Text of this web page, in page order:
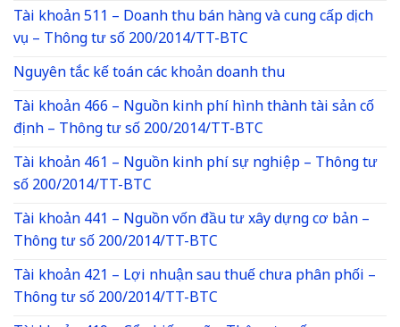
Tài khoản 511 – Doanh thu bán hàng và cung cấp dịch
vụ – Thông tư số 200/2014/TT-BTC
Nguyên tắc kế toán các khoản doanh thu
Tài khoản 466 – Nguồn kinh phí hình thành tài sản cố
định – Thông tư số 200/2014/TT-BTC
Tài khoản 461 – Nguồn kinh phí sự nghiệp – Thông tư
số 200/2014/TT-BTC
Tài khoản 441 – Nguồn vốn đầu tư xây dựng cơ bản –
Thông tư số 200/2014/TT-BTC
Tài khoản 421 – Lợi nhuận sau thuế chưa phân phối –
Thông tư số 200/2014/TT-BTC